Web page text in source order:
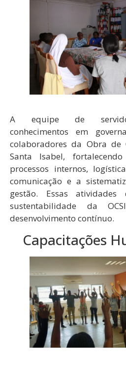
A equipe de
conhecimentos em
colaboradores da Obra de
Santa Isabel,
processos internos,
comunicação e a
gestão. Essas
sustentabilidade da
desenvolvimento contínuo.
Capacitações